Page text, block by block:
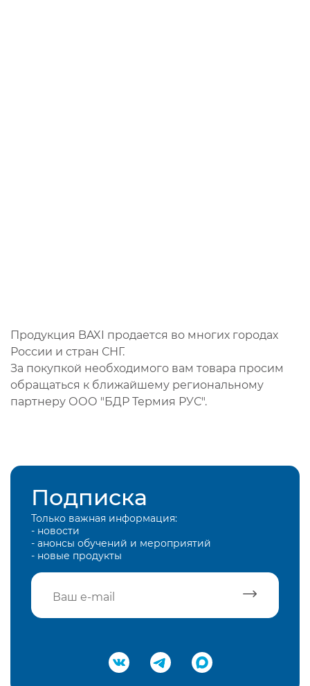
Продукция BAXI продается во многих городах
России и стран СНГ.
За покупкой необходимого вам товара просим
обращаться к ближайшему региональному
партнеру ООО "БДР Термия РУС".
Подписка
Только важная информация:
- новости
- анонсы обучений и мероприятий
- новые продукты